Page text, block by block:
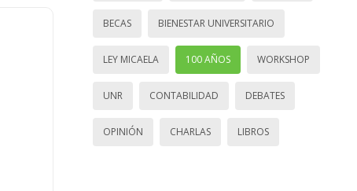
BECAS BIENESTAR UNIVERSITARIO
LEY MICAELA 100 AÑOS WORKSHOP
UNR CONTABILIDAD DEBATES
OPINIÓN CHARLAS LIBROS